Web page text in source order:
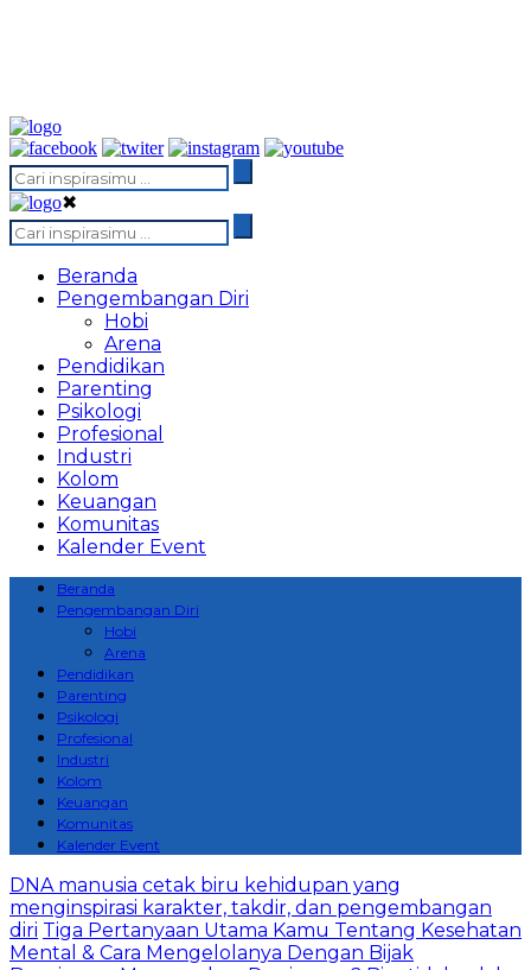
✖
Beranda
Pengembangan Diri
Hobi
Arena
Pendidikan
Parenting
Psikologi
Profesional
Industri
Kolom
Keuangan
Komunitas
Kalender Event
Beranda
Pengembangan Diri
Hobi
Arena
Pendidikan
Parenting
Psikologi
Profesional
Industri
Kolom
Keuangan
Komunitas
Kalender Event
DNA manusia cetak biru kehidupan yang
menginspirasi karakter, takdir, dan pengembangan
diri Tiga Pertanyaan Utama Kamu Tentang Kesehatan
Mental & Cara Mengelolanya Dengan Bijak